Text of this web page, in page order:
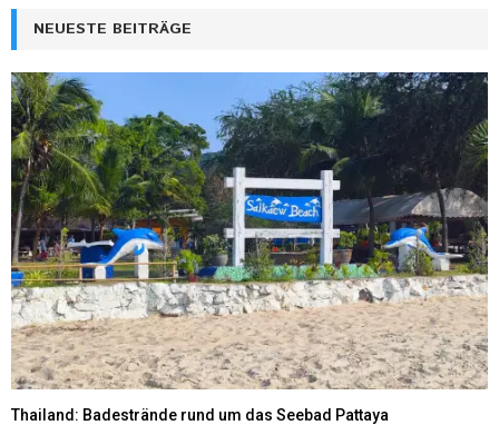
NEUESTE BEITRÄGE
Thailand: Badestrände rund um das Seebad Pattaya